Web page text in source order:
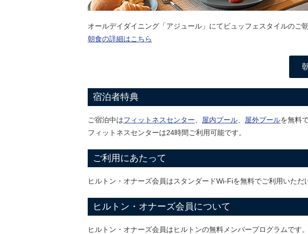
オールデイダイニング「アジュール」にてビュッフェスタイルのご
朝食の詳細はこちら
宿泊者特典
ご宿泊中はフィットネスセンター 屋内プール 屋外プールを無料
フィットネスセンターは24時間ご利用可能です。
ご利用にあたって
ヒルトン・オナーズ会員はスタンダードWi-Fiを無料でご利用いた
ヒルトン・オナーズ会員について
ヒルトン・オナーズ会員はヒルトンの無料メンバープログラムです。